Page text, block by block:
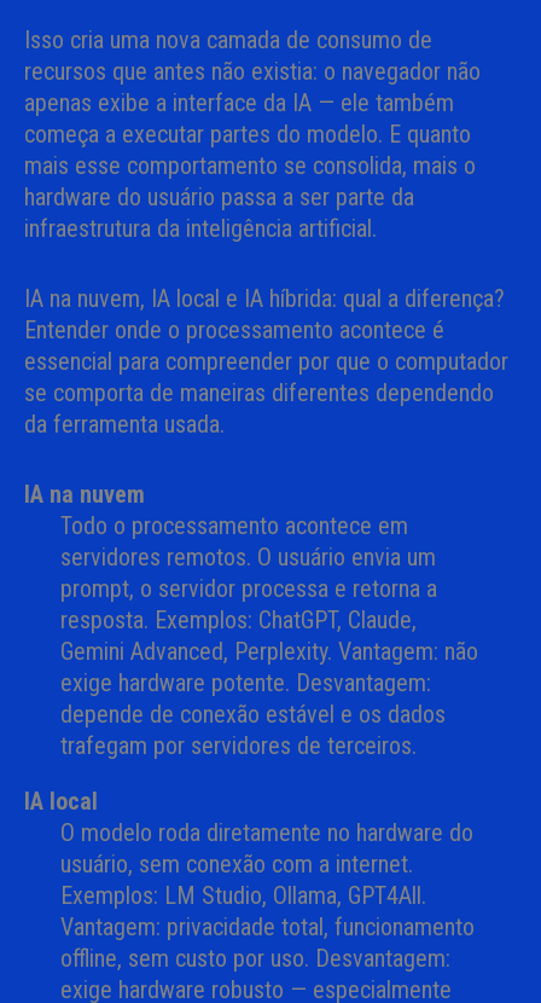
Isso cria uma nova camada de consumo de
recursos que antes não existia: o navegador não
apenas exibe a interface da IA — ele também
começa a executar partes do modelo. E quanto
mais esse comportamento se consolida, mais o
hardware do usuário passa a ser parte da
infraestrutura da inteligência artificial.
IA na nuvem, IA local e IA híbrida: qual a diferença?
Entender onde o processamento acontece é
essencial para compreender por que o computador
se comporta de maneiras diferentes dependendo
da ferramenta usada.
IA na nuvem
Todo o processamento acontece em
servidores remotos. O usuário envia um
prompt, o servidor processa e retorna a
resposta. Exemplos: ChatGPT, Claude,
Gemini Advanced, Perplexity. Vantagem: não
exige hardware potente. Desvantagem:
depende de conexão estável e os dados
trafegam por servidores de terceiros.
IA local
O modelo roda diretamente no hardware do
usuário, sem conexão com a internet.
Exemplos: LM Studio, Ollama, GPT4All.
Vantagem: privacidade total, funcionamento
offline, sem custo por uso. Desvantagem:
exige hardware robusto — especialmente